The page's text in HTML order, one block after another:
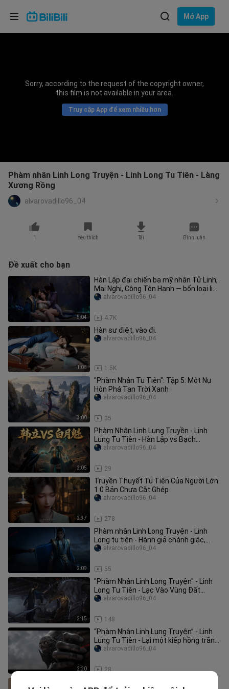
Mở App
Sorry, according to the request of the copyright owner,
this film is not available in your area.
Truy cập App để xem nhiều hơn
Phàm nhân Linh Long Truyện - Linh Long Tu Tiên - Làng
Xương Rồng
alvarovadillo96_04
1 Yêu thích Tải Bình luận
Đề xuất cho bạn
5:04
Hàn Lập đại chiến ba mỹ nhân Tử Linh,
Mai Nghi, Công Tôn Hạnh — bốn loại linh
căn kỳ diệu thực sự có
4.7K
alvarovadillo96_04
1:08
Hàn sư điệt, vào đi.
1.5K
alvarovadillo96_04
3:00
"Phàm Nhân Tu Tiên": Tập 5: Một Nụ
Hôn Phá Tan Trời Xanh
35
alvarovadillo96_04
2:05
Phàm Nhân Linh Lung Truyền - Linh
Lung Tu Tiên - Hàn Lập vs Bạch
Nguyệt Khôi
29
alvarovadillo96_04
2:37
Truyền Thuyết Tu Tiên Của Người Lớn
1.0 Bản Chưa Cắt Ghép
278
alvarovadillo96_04
2:09
Phàm nhân Linh Long Truyện - Linh
Long tu tiên - Hành giả chánh giác,
nhưng không nằm ngủ tại chỗ
55
alvarovadillo96_04
2:15
"Phàm Nhân Linh Long Truyện" - Linh
Long Tu Tiên - Lạc Vào Vùng Đất
Hoang Phế
148
alvarovadillo96_04
2:20
“Phàm Nhân Linh Lung Truyện” - Linh
Lung Tu Tiên - Lại một kiếp hồng trần
chăng?
28
alvarovadillo96_04
Lựa chọn ngôn ngữ
Bahasa Indonesia